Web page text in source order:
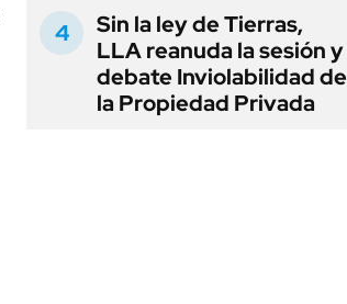
Sin la ley de Tierras,
LLA reanuda la sesión y
debate Inviolabilidad de
la Propiedad Privada